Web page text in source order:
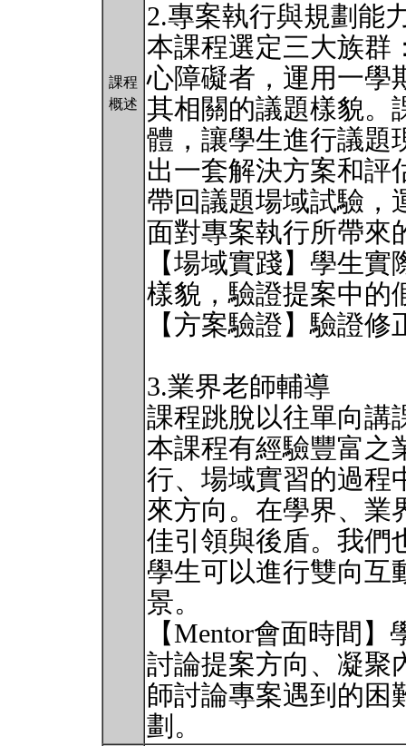
課程
概述
2.專案執行與規劃能
本課程選定三大族群
心障礙者，運用一學
其相關的議題樣貌。
體，讓學生進行議題
出一套解決方案和評
帶回議題場域試驗，
面對專案執行所帶來
【場域實踐】學生
樣貌，驗證提案中的
【方案驗證】驗證
3.業界老師輔導
課程跳脫以往單向講
本課程有經驗豐富之
行、場域實習的過程
來方向。在學界、業
佳引領與後盾。我們
學生可以進行雙向互
景。
【Mentor會面時間
討論提案方向、凝聚
師討論專案遇到的困
劃。